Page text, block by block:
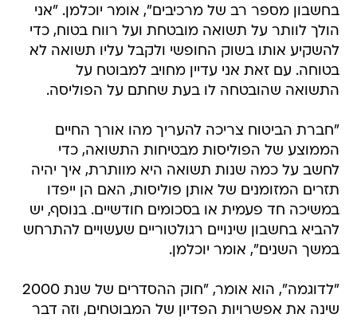
בחשבון מספר רב של מרכיבים", אומר יוכלמן. "אני
הולך לוותר על תשואה מובטחת ועל רווח בטוח, כדי
להשקיע אותו בשוק החופשי ולקבל עליו תשואה לא
בטוחה. עם זאת אני עדיין מחויב למבוטח על
התשואה שהובטחה לו בעת שחתם על הפוליסה.
"חברת הביטוח צריכה להעריך מהו אורך החיים
הממוצע של הפוליסות מבטיחות התשואה, כדי
לחשב על כמה שנות תשואה היא מוותרת, איך יהיה
תזרים המזומנים של אותן פוליסות, האם הן ייפדו
במשיכה חד פעמית או בסכומים חודשיים. בנוסף, יש
להביא בחשבון שינויים רגולטוריים שעשויים להתרחש
במשך השנים", אומר יוכלמן.
"לדוגמה", הוא אומר, "חוק ההסדרים של שנת 2000
שינה את אפשרויות הפדיון של המבוטחים, וזה דבר